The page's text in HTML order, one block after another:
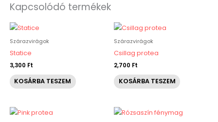
Kapcsolódó termékek
Szárazvirágok
Statice
3,300 Ft
KOSÁRBA TESZEM
Szárazvirágok
Csillag protea
2,700 Ft
KOSÁRBA TESZEM